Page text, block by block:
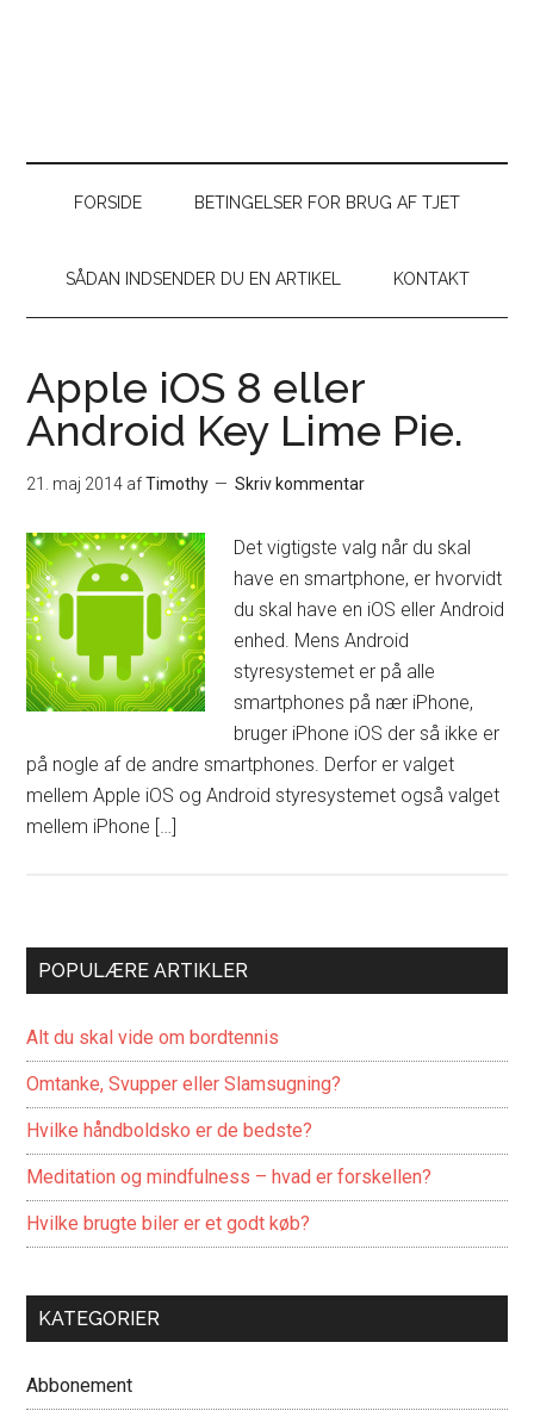
FORSIDE BETINGELSER FOR BRUG AF TJET
SÅDAN INDSENDER DU EN ARTIKEL KONTAKT
Apple iOS 8 eller
Android Key Lime Pie.
21. maj 2014 afTimothy Skriv kommentar
Det vigtigste valg når du skal
have en smartphone, er hvorvidt
du skal have en iOS eller Android
enhed. Mens Android
styresystemet er på alle
smartphones på nær iPhone,
bruger iPhone iOS der så ikke er
på nogle af de andre smartphones. Derfor er valget
mellem Apple iOS og Android styresystemet også valget
mellem iPhone […]
POPULÆRE ARTIKLER
Alt du skal vide om bordtennis
Omtanke, Svupper eller Slamsugning?
Hvilke håndboldsko er de bedste?
Meditation og mindfulness – hvad er forskellen?
Hvilke brugte biler er et godt køb?
KATEGORIER
Abbonement